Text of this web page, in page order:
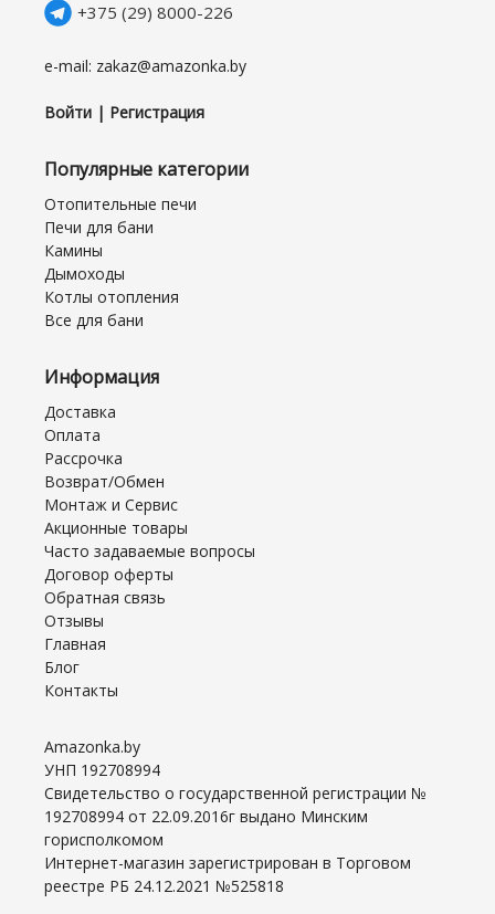
+375 (29) 8000-226
e-mail: zakaz@amazonka.by
Войти | Регистрация
Популярные категории
Отопительные печи
Печи для бани
Камины
Дымоходы
Котлы отопления
Все для бани
Информация
Доставка
Оплата
Рассрочка
Возврат/Обмен
Монтаж и Сервис
Акционные товары
Часто задаваемые вопросы
Договор оферты
Обратная связь
Отзывы
Главная
Блог
Контакты
Amazonka.by
УНП 192708994
Свидетельство о государственной регистрации №
192708994 от 22.09.2016г выдано Минским
горисполкомом
Интернет-магазин зарегистрирован в Торговом
реестре РБ 24.12.2021 №525818